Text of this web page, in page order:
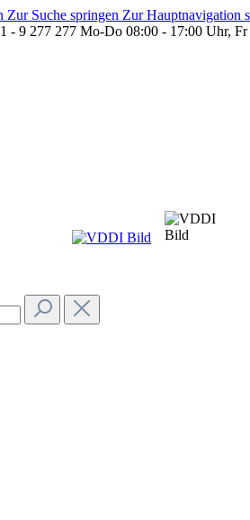
Zur Suche springen Zur Hauptnavigation
- 9 277 277 Mo-Do 08:00 - 17:00 Uhr,